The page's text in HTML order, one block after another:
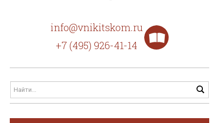
info@vnikitskom.ru
+7 (495) 926-41-14